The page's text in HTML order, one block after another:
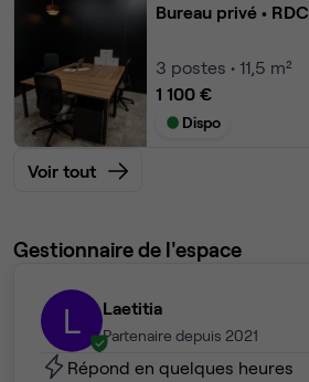
Bureau privé • RDC
3 postes • 11,5 m²
1 100 €
Dispo
Voir tout
Gestionnaire de l'espace
L Laetitia
Partenaire depuis 2021
Répond en quelques heures